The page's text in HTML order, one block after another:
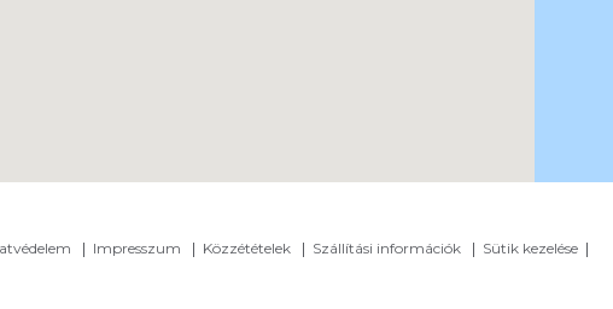
Impresszum Közzétételek Szállítási információk Sütik kezelése